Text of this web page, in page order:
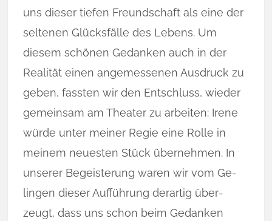
uns dieser tiefen Freund­schaft als eine der
seltenen Glücksfälle des Lebens. Um
diesem schönen Gedanken auch in der
Realität einen angemessenen Aus­druck zu
geben, fass­ten wir den Ent­schluss, wieder
gemeinsam am Theater zu ar­beiten: Irene
wür­de un­ter meiner Re­gie eine Rolle in
meinem neuesten Stück übernehmen. In
un­ser­er Begeisterung waren wir vom Ge­
lingen dieser Aufführung derartig über­
zeugt, dass uns schon beim Gedanken